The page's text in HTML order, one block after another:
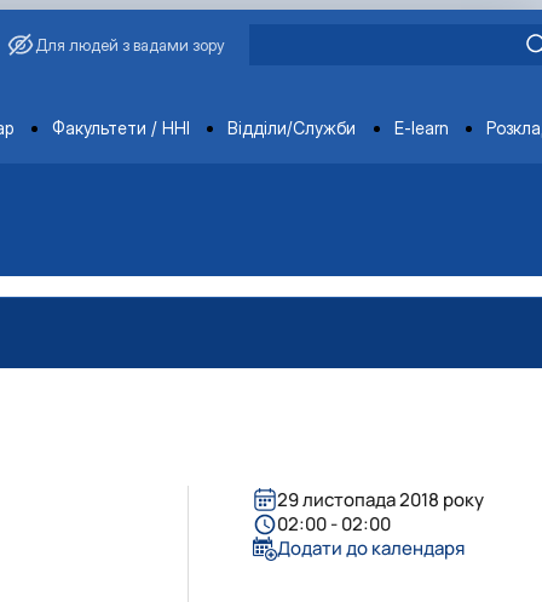
Для людей з вадами зору
Факультети / ННІ Відділи/Служби E-learn
29 листопада 2018 року
02:00 - 02:00
Додати до календаря